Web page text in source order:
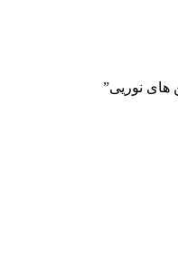
نوریی”